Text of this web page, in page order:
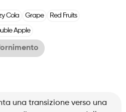
Cola Grape Red Fruits
Apple
una transizione verso una